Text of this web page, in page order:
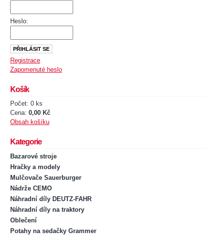
Heslo:
Registrace
Zapomenuté heslo
Košík
Počet: 0 ks
Cena: 0,00 Kč
Obsah košíku
Kategorie
Bazarové stroje
Hračky a modely
Mulčovače Sauerburger
Nádrže CEMO
Náhradní díly DEUTZ-FAHR
Náhradní díly na traktory
Oblečení
Potahy na sedačky Grammer